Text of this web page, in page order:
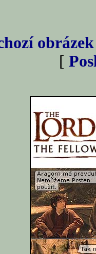
obrázek
[